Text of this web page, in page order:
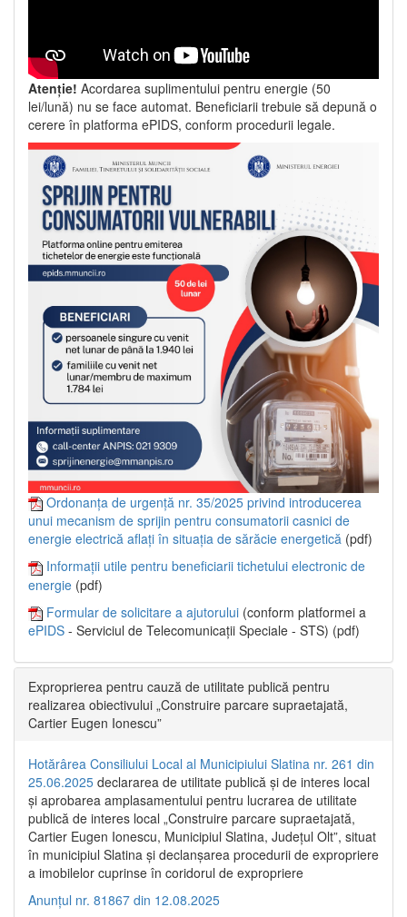
Atenție! Acordarea suplimentului pentru energie (50
lei/lună) nu se face automat. Beneficiarii trebuie să depună o
cerere în platforma ePIDS, conform procedurii legale.
Ordonanța de urgență nr. 35/2025 privind introducerea
unui mecanism de sprijin pentru consumatorii casnici de
energie electrică aflați în situația de sărăcie energetică (pdf)
Informații utile pentru beneficiarii tichetului electronic de
energie (pdf)
Formular de solicitare a ajutorului (conform platformei a
ePIDS - Serviciul de Telecomunicații Speciale - STS) (pdf)
Exproprierea pentru cauză de utilitate publică pentru
realizarea obiectivului „Construire parcare supraetajată,
Cartier Eugen Ionescu”
Hotărârea Consiliului Local al Municipiului Slatina nr. 261 din
25.06.2025 declararea de utilitate publică și de interes local
și aprobarea amplasamentului pentru lucrarea de utilitate
publică de interes local „Construire parcare supraetajată,
Cartier Eugen Ionescu, Municipiul Slatina, Județul Olt”, situat
în municipiul Slatina și declanșarea procedurii de expropriere
a imobilelor cuprinse în coridorul de expropriere
Anunțul nr. 81867 din 12.08.2025